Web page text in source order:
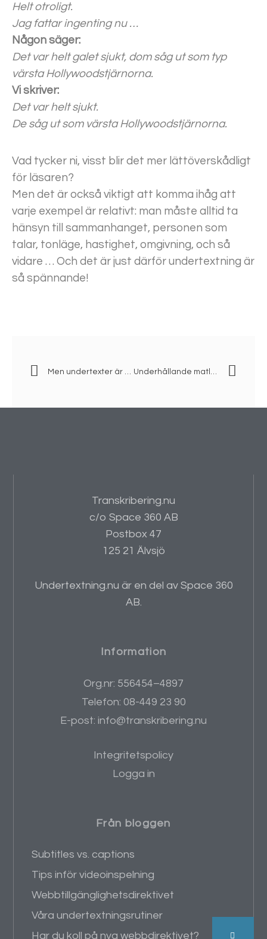
Helt otroligt.
Jag fattar ingenting nu …
Någon säger:
Det var helt galet sjukt, dom såg ut som typ
värsta Hollywoodstjärnorna.
Vi skriver:
Det var helt sjukt.
De såg ut som värsta Hollywoodstjärnorna.
Vad tycker ni, visst blir det mer lättöverskådligt
för läsaren?
Men det är också viktigt att komma ihåg att
varje exempel är relativt: man måste alltid ta
hänsyn till sammanhanget, personen som
talar, tonläge, hastighet, omgivning, och så
vidare … Och det är just därför undertextning är
så spännande!
Transkribering.nu
c/o Space 360 AB
Postbox 47
125 21 Älvsjö
Undertextning.nu är en del av Space 360
AB.
Information
Org.nr: 556454–4897
Telefon: 08-449 23 90
E-post: info@transkribering.nu
Integritetspolicy
Logga in
Från bloggen
Subtitles vs. captions
Tips inför videoinspelning
Webbtillgänglighetsdirektivet
Våra undertextningsrutiner
Har du koll på nya webbdirektivet?